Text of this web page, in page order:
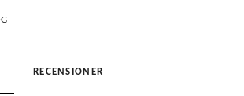
RECENSIONER